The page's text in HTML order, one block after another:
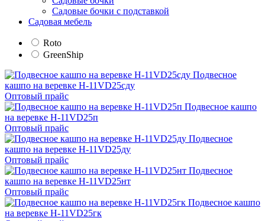
Садовые бочки с подставкой
Садовая мебель
Roto
GreenShip
Подвесное
кашпо на веревке H-11VD25сду
Оптовый прайс
Подвесное кашпо
на веревке H-11VD25п
Оптовый прайс
Подвесное
кашпо на веревке H-11VD25ду
Оптовый прайс
Подвесное
кашпо на веревке H-11VD25нт
Оптовый прайс
Подвесное кашпо
на веревке H-11VD25гк